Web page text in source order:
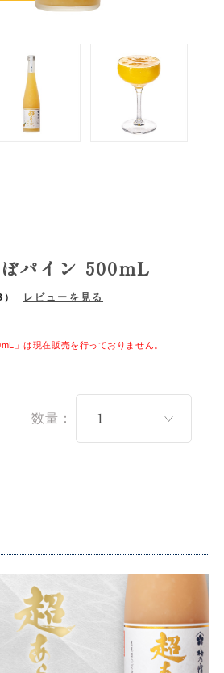
パイン 500mL
レビューを見る
」は現在販売を行っておりません。
数量：